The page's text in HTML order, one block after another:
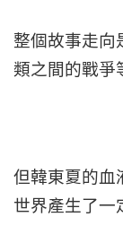
整個故事走向
類之間的戰爭
但韓東夏的血
世界產生了一